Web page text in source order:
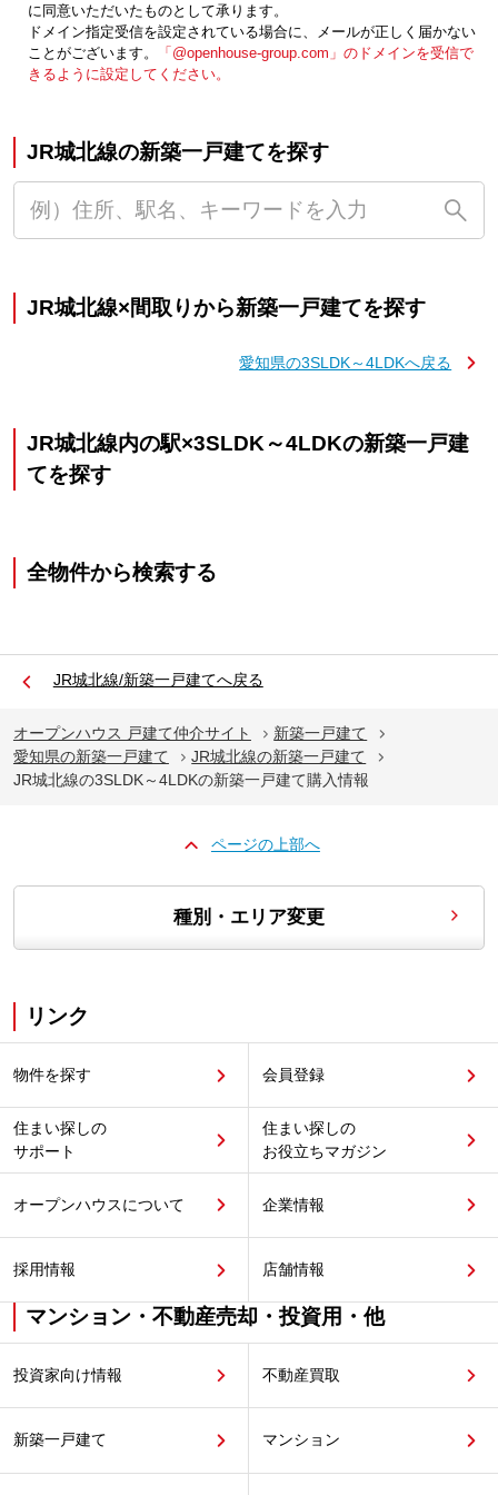
に同意いただいたものとして承ります。
ドメイン指定受信を設定されている場合に、メールが正しく届かない
ことがございます。
「@openhouse-group.com」のドメインを受信で
きるように設定してください。
JR城北線の新築一戸建てを探す
JR城北線×間取りから新築一戸建てを探す
愛知県の3SLDK～4LDKへ戻る
JR城北線内の駅×3SLDK～4LDKの新築一戸建
てを探す
全物件から検索する
JR城北線/新築一戸建てへ戻る
オープンハウス 戸建て仲介サイト
新築一戸建て
愛知県の新築一戸建て
JR城北線の新築一戸建て
JR城北線の3SLDK～4LDKの新築一戸建て購入情報
ページの上部へ
種別・エリア変更
リンク
物件を探す 会員登録
住まい探しの
サポート
住まい探しの
お役立ちマガジン
オープンハウスについて 企業情報
採用情報 店舗情報
マンション・不動産売却・投資用・他
投資家向け情報 不動産買取
新築一戸建て マンション